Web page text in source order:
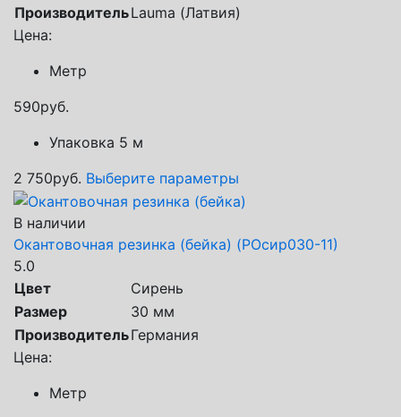
ПроизводительLauma (Латвия)
Цена:
Метр
590руб.
Упаковка 5 м
2 750руб. Выберите параметры
В наличии
Окантовочная резинка (бейка) (РОсир030-11)
5.0
Цвет
Сирень
Размер
30 мм
ПроизводительГермания
Цена:
Метр